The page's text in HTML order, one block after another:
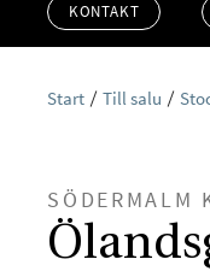
KONTAKT
Start Till salu
SÖDERMALM